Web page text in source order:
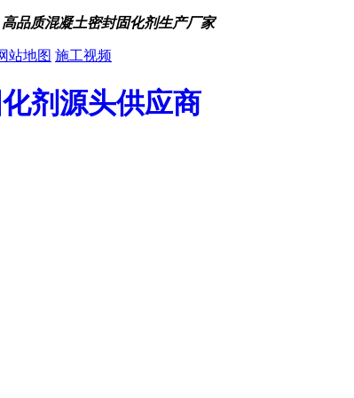
品质混凝土密封固化剂生产厂家
站地图 施工视频